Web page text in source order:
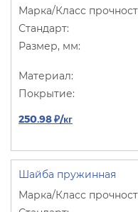
250.98 ₽/кг
Шайба пружинная